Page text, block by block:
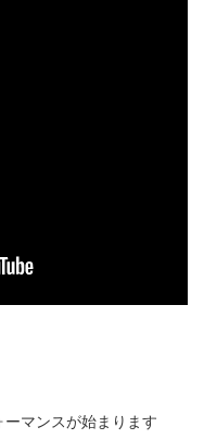
マンスが始まります